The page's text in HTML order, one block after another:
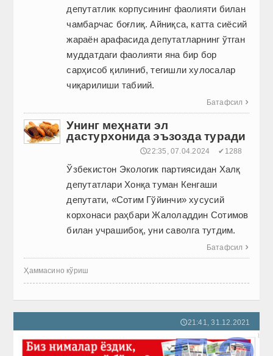
депутатлик корпусининг фаолияти билан
чамбарчас боғлиқ. Айниқса, катта сиёсий
жараён арафасида депутатларнинг ўтган
муддатдаги фаолияти яна бир бор
сарҳисоб қилиниб, тегишли хулосалар
чиқарилиши табиий.
Батафсил 
Унинг меҳнати эл
дастурхонида эъзозда туради
🕔22:35, 07.04.2024 ✔1288
Ўзбекистон Экологик партиясидан Халқ
депутатлари Хонқа туман Кенгаши
депутати, «Сотим Гўйинчи» хусусий
корхонаси раҳбари Жалоладдин Сотимов
билан учрашибоқ, уни саволга тутдим.
Батафсил 
Ҳаммасино кўриш
🕔21:41, 31.12.2021